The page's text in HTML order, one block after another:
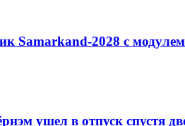
Samarkand-2028 с
ушел в отпуск спустя